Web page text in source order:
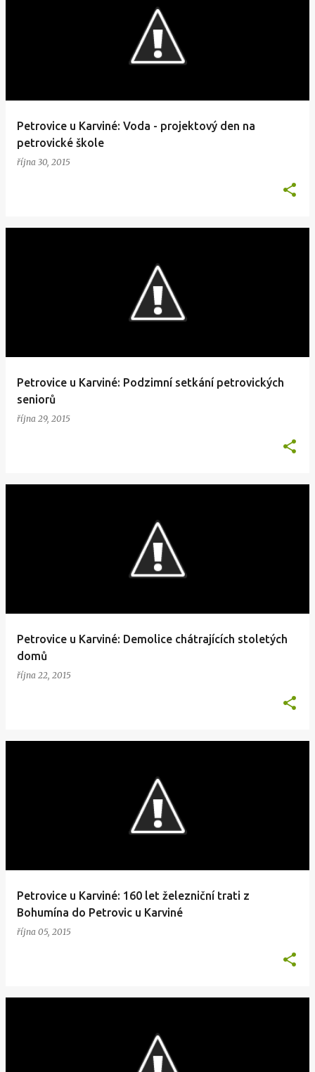
Petrovice u Karviné: Voda - projektový den na
petrovické škole
října 30, 2015
Petrovice u Karviné: Podzimní setkání petrovických
seniorů
října 29, 2015
Petrovice u Karviné: Demolice chátrajících stoletých
domů
října 22, 2015
Petrovice u Karviné: 160 let železniční trati z
Bohumína do Petrovic u Karviné
října 05, 2015